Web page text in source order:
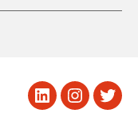
تويتر Instagram
LinkedIn